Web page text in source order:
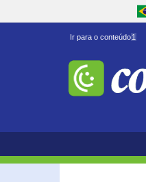
Ir para o conteúdo1